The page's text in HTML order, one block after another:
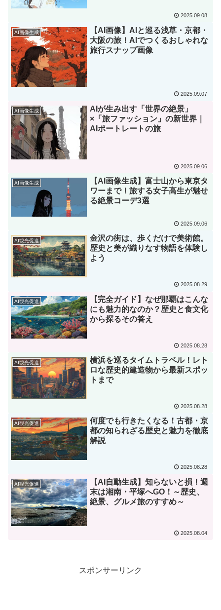
2025.09.08
AI画像生成
【AI画像】AIと巡る浅草・京都・
大阪の旅！AIでつくるおしゃれな
旅行スナップ画像
2025.09.07
AI画像生成
AIが生み出す「世界の絶景」
×「旅ファッション」の新世界｜
AIポートレートの旅
2025.09.06
AI画像生成
【AI画像生成】富士山から東京タ
ワーまで！旅する女子高生が魅せ
る絶景コーデ3選
2025.09.06
AI観光促進
金沢の街は、歩くだけで美術館。
歴史と美が織りなす物語を体験し
よう
2025.08.29
AI観光促進
【完全ガイド】なぜ那覇はこんな
にも魅力的なのか？歴史と食文化
から探るその答え
2025.08.28
AI観光促進
横浜を巡るタイムトラベル！レト
ロな歴史的建造物から最新スポッ
トまで
2025.08.28
AI観光促進
何度でも行きたくなる！古都・京
都の知られざる歴史と魅力を徹底
解説
2025.08.28
AI観光促進
【AI自動生成】知らないと損！週
末は湘南・平塚へGO！～歴史、
絶景、グルメ旅のすすめ～
2025.08.04
スポンサーリンク